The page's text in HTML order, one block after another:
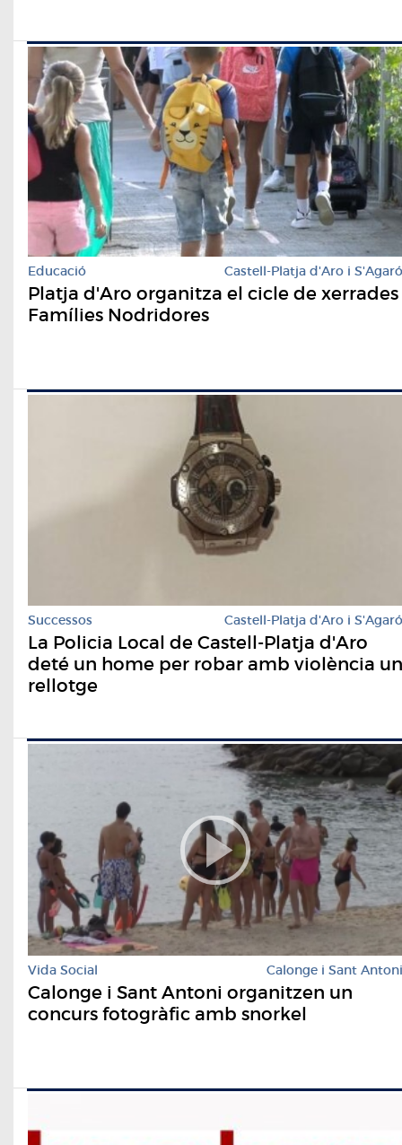
Educació Castell-Platja d'Aro i S'Agaró
Platja d'Aro organitza el cicle de xerrades
Famílies Nodridores
Successos Castell-Platja d'Aro i S'Agaró
La Policia Local de Castell-Platja d'Aro
deté un home per robar amb violència un
rellotge
Vida Social Calonge i Sant Antoni
Calonge i Sant Antoni organitzen un
concurs fotogràfic amb snorkel